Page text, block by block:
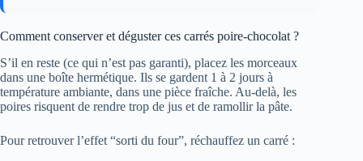
Comment conserver et déguster ces carrés poire-chocolat ?
S’il en reste (ce qui n’est pas garanti), placez les morceaux
dans une boîte hermétique. Ils se gardent 1 à 2 jours à
température ambiante, dans une pièce fraîche. Au-delà, les
poires risquent de rendre trop de jus et de ramollir la pâte.
Pour retrouver l’effet “sorti du four”, réchauffez un carré :